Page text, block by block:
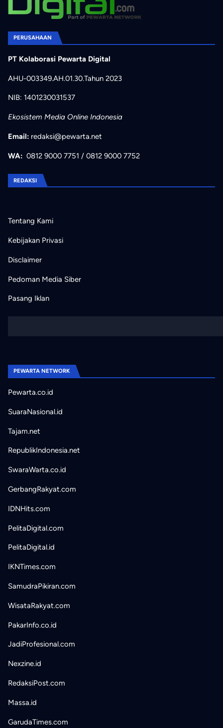
PERUSAHAAN
PT Kolaborasi Pewarta Digital
AHU-003349.AH.01.30.Tahun 2023
NIB: 1401230031537
Ekosistem Media Online Indonesia
Email: redaksi@pewarta.net
WA: 0812 9000 7751 / 0812 9000 7752
REDAKSI
Tentang Kami
Kebijakan Privasi
Disclaimer
Pedoman Media Siber
Pasang Iklan
PEWARTA NETWORK
Pewarta.co.id
SuaraNasional.id
Tajam.net
RepublikIndonesia.net
SwaraWarta.co.id
GerbangRakyat.com
IDNHits.com
PelitaDigital.com
PelitaDigital.id
IKNTimes.com
SamudraPikiran.com
WisataRakyat.com
PakarInfo.co.id
JadiProfesional.com
Nexzine.id
RedaksiPost.com
Massa.id
GarudaTimes.com